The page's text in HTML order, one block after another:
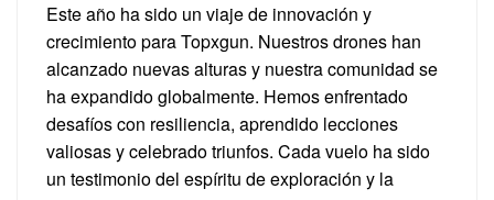
Este año ha sido un viaje de innovación y
crecimiento para Topxgun. Nuestros drones han
alcanzado nuevas alturas y nuestra comunidad se
ha expandido globalmente. Hemos enfrentado
desafíos con resiliencia, aprendido lecciones
valiosas y celebrado triunfos. Cada vuelo ha sido
un testimonio del espíritu de exploración y la